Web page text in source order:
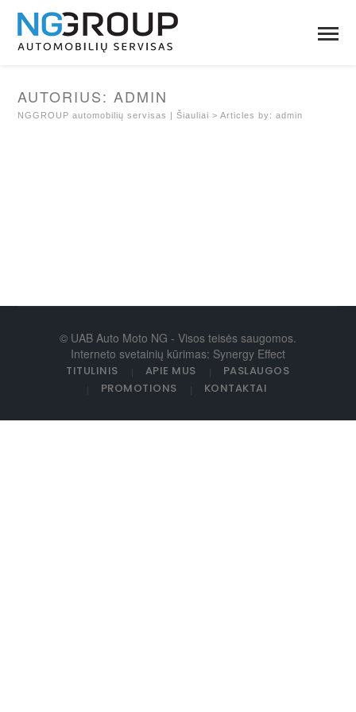
AUTORIUS: ADMIN
NGGROUP automobilių servisas | Šiauliai >Articles by: admin
© UAB Auto Moto NG - Visos teisės saugomos.
Interneto svetainių kūrimas: Synergy Effect
TITULINIS APIE MUS
PASLAUGOS
PROMOTIONS
KONTAKTAI